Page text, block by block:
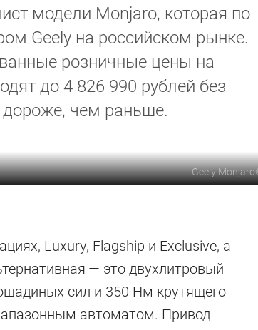
модели Monjaro, которая по
Geely на российском рынке.
розничные цены на
до 4 826 990 рублей без
дороже, чем раньше.
Geely Monjaro
Luxury, Flagship и Exclusive, а
— это двухлитровый
сил и 350 Нм крутящего
автоматом. Привод